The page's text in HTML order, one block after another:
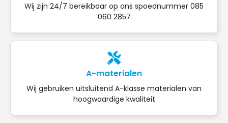
Wij zijn 24/7 bereikbaar op ons spoednummer 085
060 2857
A-materialen
Wij gebruiken uitsluitend A-klasse materialen van
hoogwaardige kwaliteit